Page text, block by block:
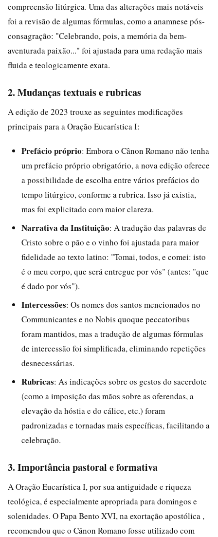
compreensão litúrgica. Uma das alterações mais notáveis
foi a revisão de algumas fórmulas, como a anamnese pós-
consagração: "Celebrando, pois, a memória da bem-
aventurada paixão..." foi ajustada para uma redação mais
fluida e teologicamente exata.
2. Mudanças textuais e rubricas
A edição de 2023 trouxe as seguintes modificações
principais para a Oração Eucarística I:
Prefácio próprio: Embora o Cânon Romano não tenha
um prefácio próprio obrigatório, a nova edição oferece
a possibilidade de escolha entre vários prefácios do
tempo litúrgico, conforme a rubrica. Isso já existia,
mas foi explicitado com maior clareza.
Narrativa da Instituição: A tradução das palavras de
Cristo sobre o pão e o vinho foi ajustada para maior
fidelidade ao texto latino: "Tomai, todos, e comei: isto
é o meu corpo, que será entregue por vós" (antes: "que
é dado por vós").
Intercessões: Os nomes dos santos mencionados no
Communicantes e no Nobis quoque peccatoribus
foram mantidos, mas a tradução de algumas fórmulas
de intercessão foi simplificada, eliminando repetições
desnecessárias.
Rubricas: As indicações sobre os gestos do sacerdote
(como a imposição das mãos sobre as oferendas, a
elevação da hóstia e do cálice, etc.) foram
padronizadas e tornadas mais específicas, facilitando a
celebração.
3. Importância pastoral e formativa
A Oração Eucarística I, por sua antiguidade e riqueza
teológica, é especialmente apropriada para domingos e
solenidades. O Papa Bento XVI, na exortação apostólica ,
recomendou que o Cânon Romano fosse utilizado com